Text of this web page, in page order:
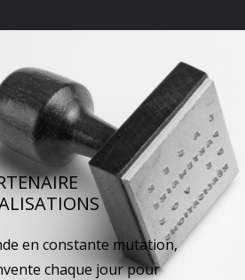
en constante mutation,
chaque jour pour